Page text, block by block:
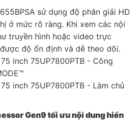
sử dụng độ phân giải HD
ở mức rõ ràng. Khi xem các nội
truyền hình hoặc video trực
độ ổn định và dễ theo dõi.
Gen9 tối ưu nội dung hiển